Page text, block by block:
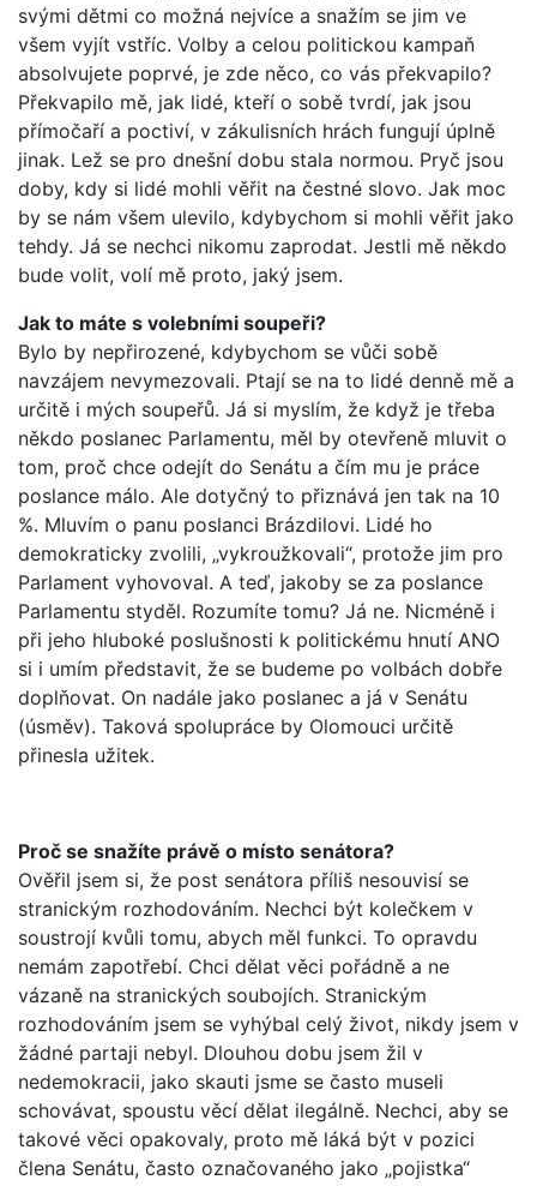
svými dětmi co možná nejvíce a snažím se jim ve
všem vyjít vstříc. Volby a celou politickou kampaň
absolvujete poprvé, je zde něco, co vás překvapilo?
Překvapilo mě, jak lidé, kteří o sobě tvrdí, jak jsou
přímočaří a poctiví, v zákulisních hrách fungují úplně
jinak. Lež se pro dnešní dobu stala normou. Pryč jsou
doby, kdy si lidé mohli věřit na čestné slovo. Jak moc
by se nám všem ulevilo, kdybychom si mohli věřit jako
tehdy. Já se nechci nikomu zaprodat. Jestli mě někdo
bude volit, volí mě proto, jaký jsem.
Jak to máte s volebními soupeři?
Bylo by nepřirozené, kdybychom se vůči sobě
navzájem nevymezovali. Ptají se na to lidé denně mě a
určitě i mých soupeřů. Já si myslím, že když je třeba
někdo poslanec Parlamentu, měl by otevřeně mluvit o
tom, proč chce odejít do Senátu a čím mu je práce
poslance málo. Ale dotyčný to přiznává jen tak na 10
%. Mluvím o panu poslanci Brázdilovi. Lidé ho
demokraticky zvolili, „vykroužkovali“, protože jim pro
Parlament vyhovoval. A teď, jakoby se za poslance
Parlamentu styděl. Rozumíte tomu? Já ne. Nicméně i
při jeho hluboké poslušnosti k politickému hnutí ANO
si i umím představit, že se budeme po volbách dobře
doplňovat. On nadále jako poslanec a já v Senátu
(úsměv). Taková spolupráce by Olomouci určitě
přinesla užitek.
Proč se snažíte právě o místo senátora?
Ověřil jsem si, že post senátora příliš nesouvisí se
stranickým rozhodováním. Nechci být kolečkem v
soustrojí kvůli tomu, abych měl funkci. To opravdu
nemám zapotřebí. Chci dělat věci pořádně a ne
vázaně na stranických soubojích. Stranickým
rozhodováním jsem se vyhýbal celý život, nikdy jsem v
žádné partaji nebyl. Dlouhou dobu jsem žil v
nedemokracii, jako skauti jsme se často museli
schovávat, spoustu věcí dělat ilegálně. Nechci, aby se
takové věci opakovaly, proto mě láká být v pozici
člena Senátu, často označovaného jako „pojistka“